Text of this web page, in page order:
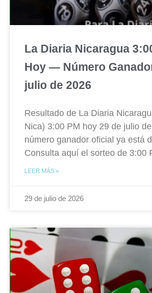
La Diaria Nicaragua
Hoy — Número
julio de 2026
Resultado de La Diaria
Nica) 3:00 PM hoy 29 de julio
número ganador oficial ya está
Consulta aquí el sorteo de 3:00
LEER MÁS »
29 de julio de 2026